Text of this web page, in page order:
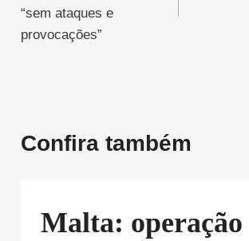
Post
“sem ataques e
provocações”
Confira também
Malta: operação